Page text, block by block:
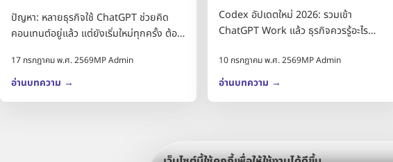
ตรงแบรนด์
ปัญหา: หลายธุรกิจใช้ ChatGPT ช่วยคิด
คอนเทนต์อยู่แล้ว แต่ยังเริ่มใหม่ทุกครั้ง ต้อง
17 กรกฎาคม พ.ศ. 2569MP Admin
อ่านบทความ →
Codex อัปเดตใหม่ 2026: รวมเข้า
ChatGPT Work แล้ว ธุรกิจควรรู้อะไร
มือเขียนโค...
10 กรกฎาคม พ.ศ. 2569MP Admin
อ่านบทความ →